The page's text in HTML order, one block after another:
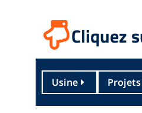
Cliquez
Usine Projets